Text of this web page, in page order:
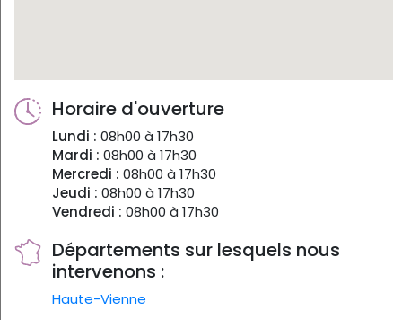
Horaire d'ouverture
Lundi : 08h00 à 17h30
Mardi : 08h00 à 17h30
Mercredi : 08h00 à 17h30
Jeudi : 08h00 à 17h30
Vendredi : 08h00 à 17h30
Départements sur lesquels nous
intervenons :
Haute-Vienne